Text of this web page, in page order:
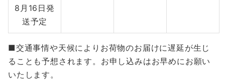
8月16日発
送予定
■交通事情や天候によりお荷物のお届けに遅延が生じ
ることも予想されます。お申し込みはお早めにお願い
いたします。